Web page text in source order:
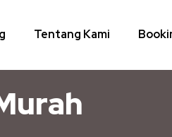
Tentang Kami